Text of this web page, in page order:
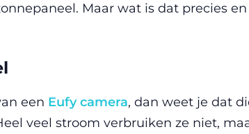
Maar wat is dat precies en
een Eufy camera, dan weet je dat
veel stroom verbruiken ze niet,